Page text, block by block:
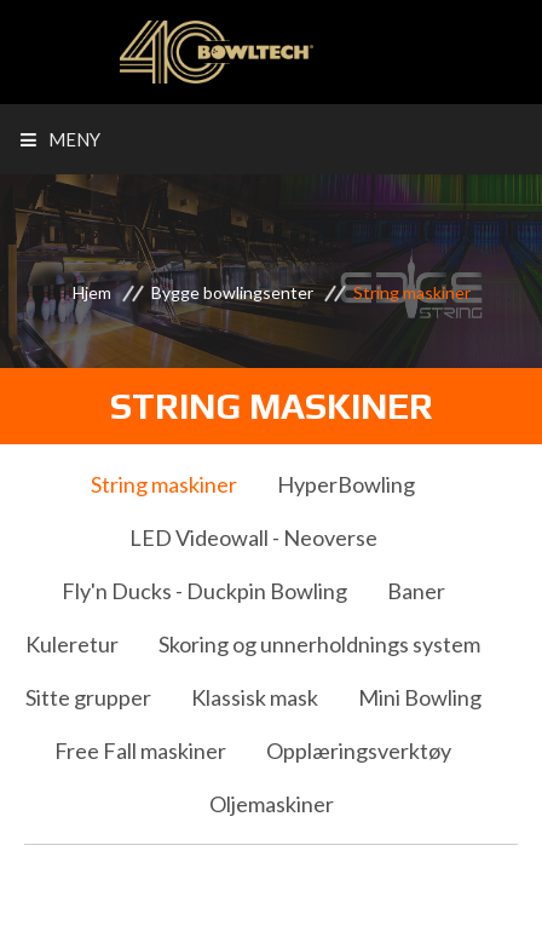
MENY
Hjem Bygge bowlingsenter String maskiner
STRING MASKINER
String maskiner
HyperBowling
LED Videowall - Neoverse
Fly'n Ducks - Duckpin Bowling
Baner
Kuleretur
Skoring og unnerholdnings system
Sitte grupper
Klassisk mask
Mini Bowling
Free Fall maskiner
Opplæringsverktøy
Oljemaskiner